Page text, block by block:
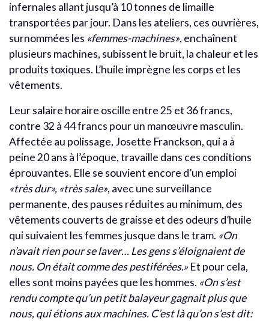
infernales allant jusqu’à 10 tonnes de limaille
transportées par jour. Dans les ateliers, ces ouvrières,
surnommées les «femmes-machines», enchaînent
plusieurs machines, subissent le bruit, la chaleur et les
produits toxiques. L’huile imprègne les corps et les
vêtements.
Leur salaire horaire oscille entre 25 et 36 francs,
contre 32 à 44 francs pour un manœuvre masculin.
Affectée au polissage, Josette Franckson, qui a à
peine 20 ans à l’époque, travaille dans ces conditions
éprouvantes. Elle se souvient encore d’un emploi
«très dur», «très sale», avec une surveillance
permanente, des pauses réduites au minimum, des
vêtements couverts de graisse et des odeurs d’huile
qui suivaient les femmes jusque dans le tram. «On
n’avait rien pour se laver… Les gens s’éloignaient de
nous. On était comme des pestiférées.» Et pour cela,
elles sont moins payées que les hommes. «On s’est
rendu compte qu’un petit balayeur gagnait plus que
nous, qui étions aux machines. C’est là qu’on s’est dit: